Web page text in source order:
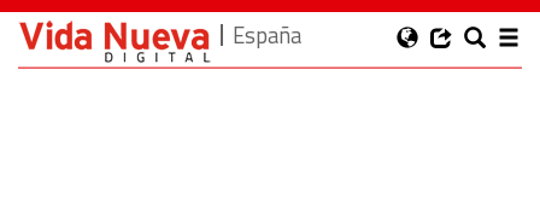
España